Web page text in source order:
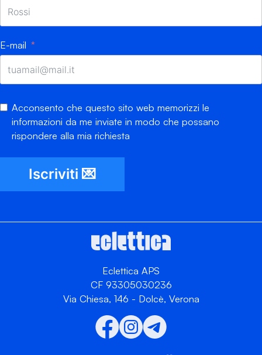
E-mail
Acconsento che questo sito web memorizzi le
informazioni da me inviate in modo che possano
rispondere alla mia richiesta
Iscriviti 💌
Eclettica APS
CF 93305030236
Via Chiesa, 146 - Dolcè, Verona